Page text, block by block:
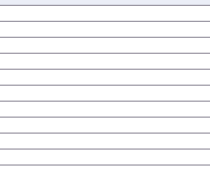
Dimensiones, peso, capacidades